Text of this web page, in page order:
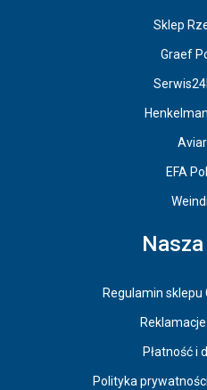
Sklep
Graef
EFA
Regulamin sklepu
Płatność i
Polityka